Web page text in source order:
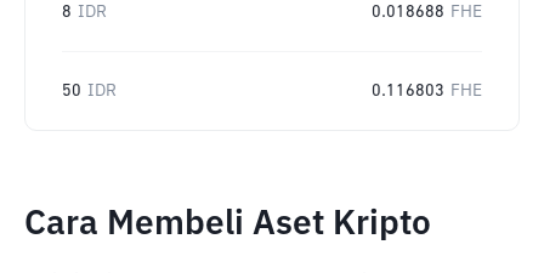
8 IDR 0.018688 FHE
50 IDR 0.116803 FHE
Cara Membeli Aset Kripto